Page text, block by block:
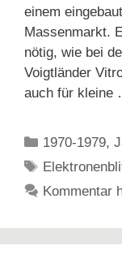
einem
Massenmarkt.
nötig, wie bei
Voigtländer
auch für kleine
Kategorien
1970-1979,
Schlagwörter
Kommentar